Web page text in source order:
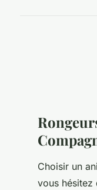
Choisir un
vous hésitez